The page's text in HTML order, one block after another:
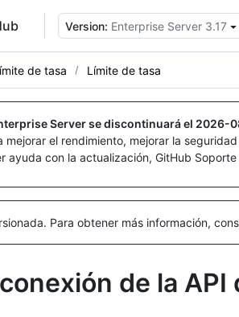
Version: Enterprise Server 3.17
de tasa Límite de tasa
Server se discontinuará el 2026-
el rendimiento, mejorar la
ayuda con la actualización, GitHub
Para obtener más información,
de la